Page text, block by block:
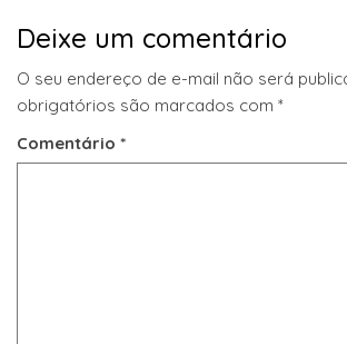
Deixe um comentário
O seu endereço de e-mail não será
obrigatórios são marcados com *
Comentário *